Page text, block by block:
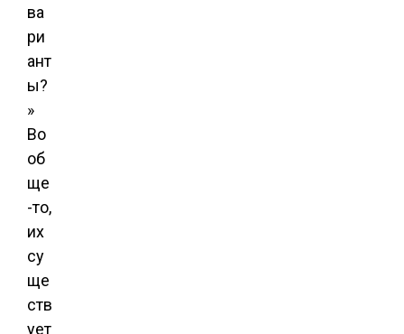
ва
ри
ант
ы?
»
Во
об
ще
-то,
их
су
ще
ств
ует